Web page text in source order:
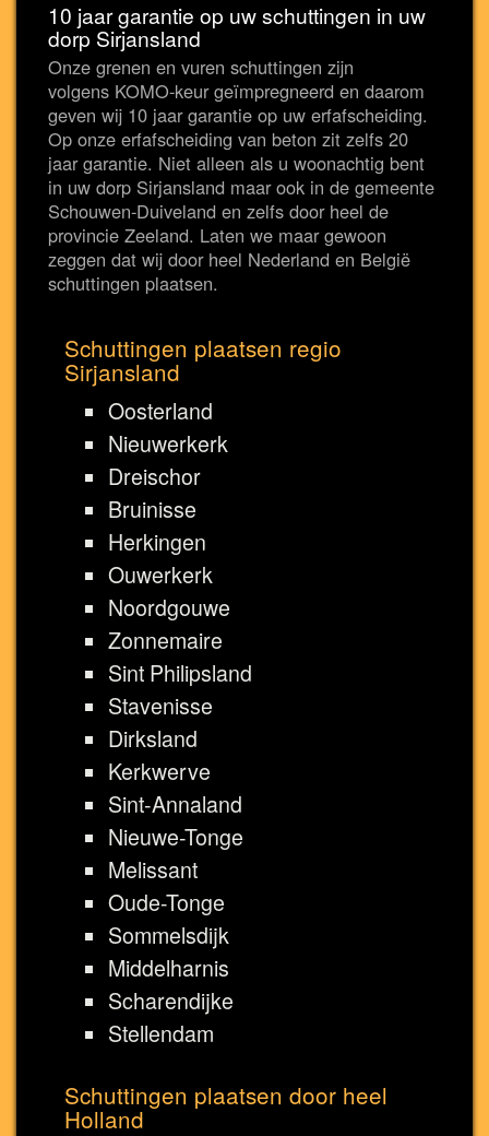
10 jaar garantie op uw schuttingen in uw
dorp Sirjansland
Onze grenen en vuren schuttingen zijn
volgens KOMO-keur geïmpregneerd en daarom
geven wij 10 jaar garantie op uw erfafscheiding.
Op onze erfafscheiding van beton zit zelfs 20
jaar garantie. Niet alleen als u woonachtig bent
in uw dorp Sirjansland maar ook in de gemeente
Schouwen-Duiveland en zelfs door heel de
provincie Zeeland. Laten we maar gewoon
zeggen dat wij door heel Nederland en België
schuttingen plaatsen.
Schuttingen plaatsen regio
Sirjansland
Oosterland
Nieuwerkerk
Dreischor
Bruinisse
Herkingen
Ouwerkerk
Noordgouwe
Zonnemaire
Sint Philipsland
Stavenisse
Dirksland
Kerkwerve
Sint-Annaland
Nieuwe-Tonge
Melissant
Oude-Tonge
Sommelsdijk
Middelharnis
Scharendijke
Stellendam
Schuttingen plaatsen door heel
Holland